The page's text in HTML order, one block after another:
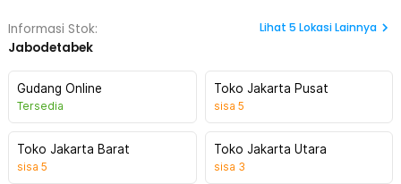
Informasi Stok:
Jabodetabek
Lihat 5 Lokasi Lainnya
Gudang Online
Tersedia
Toko Jakarta Pusat
sisa 5
Toko Jakarta Barat
sisa 5
Toko Jakarta Utara
sisa 3